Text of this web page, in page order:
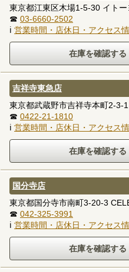
東京都江東区木場1-5-30 イト
☎ 03-6660-2502
ℹ 営業時間・店休日・アクセス
吉祥寺東急店
東京都武蔵野市吉祥寺本町2-3-
☎ 0422-21-1810
ℹ 営業時間・店休日・アクセス
国分寺店
東京都国分寺市南町3-20-3
☎ 042-325-3991
ℹ 営業時間・店休日・アクセス